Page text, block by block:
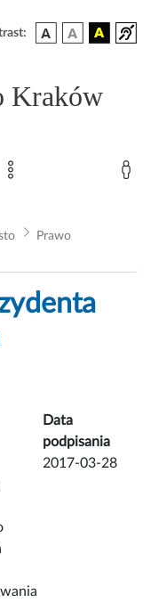
Kraków
Prawo
Data
podpisania
2017-03-28